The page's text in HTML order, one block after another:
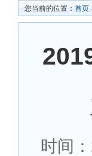
您当前的位置： 首页
时间